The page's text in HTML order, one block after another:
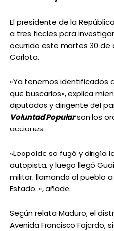
El presidente de la
a tres ficales para
ocurrido este martes 30 de
Carlota.
«Ya tenemos identificados
que buscarlos», explica
diputados y dirigente del
Voluntad Popularson los
acciones.
«Leopoldo se fugó y dirigía
autopista, y luego llegó
militar, llamando al pueblo
Estado. «, añade.
Según relata Maduro, el
Avenida Francisco Fajardo,